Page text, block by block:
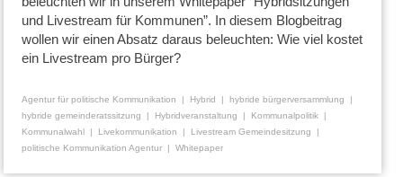
und Livestream für Kommunen”. In diesem Blogbeitrag
wollen wir einen Absatz daraus beleuchten: Wie viel kostet
ein Livestream pro Bürger?
Agentur für politische Kommunikation Hybrid
hybride bürgerversammlung
hybride gemeinderatssitzung
Hybridveranstaltung
Kommunalpolitik
Kommunalwahl
Livekommunikation
Livestream Gemeindesitzung
politische Kommunikation Agentur
Whitepaper